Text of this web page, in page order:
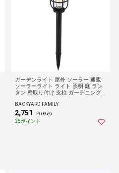
ガーデンライト 屋外 ソーラー 通販
ソーラーライト ライト 照明 庭 ラン
タン 壁取り付け 支柱 ガーデニング
ア 明るい 玄関 電球色 イルミネーシ
ョン センサーライト ライトアップ
防犯 人感センサー ブラック
BACKYARD FAMILY
2,751 円 (税込)
25ポイント